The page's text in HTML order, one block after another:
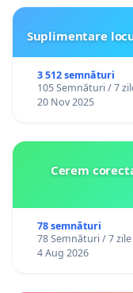
Suplimentare
3 512 semnături
105 Semnături / 7
20 Nov 2025
Cerem
78 semnături
78 Semnături / 7 zile
4 Aug 2026